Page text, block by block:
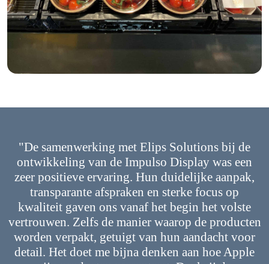
"De samenwerking met Elips Solutions bij de
ontwikkeling van de Impulso Display was een
zeer positieve ervaring. Hun duidelijke aanpak,
transparante afspraken en sterke focus op
kwaliteit gaven ons vanaf het begin het volste
vertrouwen. Zelfs de manier waarop de producten
worden verpakt, getuigt van hun aandacht voor
detail. Het doet me bijna denken aan hoe Apple